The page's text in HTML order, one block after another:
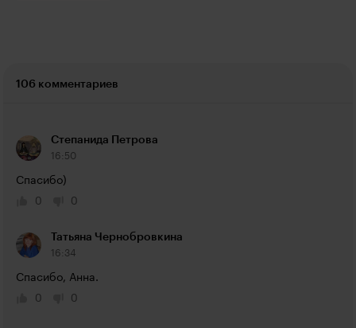
106 комментариев
Степанида Петрова
16:50
Спасибо)
0
0
Татьяна Чернобровкина
16:34
Спасибо, Анна.
0
0